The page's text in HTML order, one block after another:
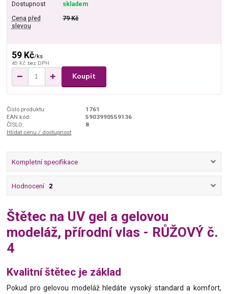
Dostupnost skladem
Cena před
slevou
79 Kč
59 Kč/ks
49 Kč bez DPH
Koupit
Číslo produktu:
1761
EAN kód:
5903990559136
ČÍSLO:
8
Hlídat cenu / dostupnost
Kompletní specifikace
Hodnocení 2
Štětec na UV gel a gelovou
modeláž, přírodní vlas - RŮŽOVÝ č.
4
Kvalitní štětec je základ
Pokud pro gelovou modeláž hledáte vysoký standard a komfort,